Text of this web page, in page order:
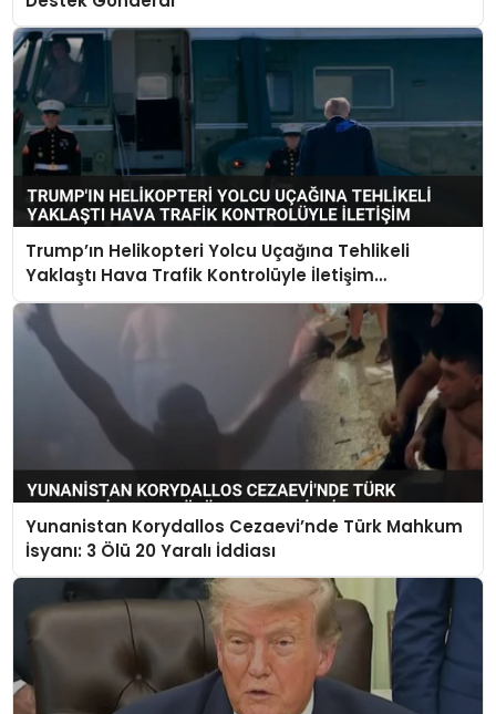
Trump’ın Helikopteri Yolcu Uçağına Tehlikeli
Yaklaştı Hava Trafik Kontrolüyle İletişim
Kurulamadı
Yunanistan Korydallos Cezaevi’nde Türk Mahkum
İsyanı: 3 Ölü 20 Yaralı İddiası